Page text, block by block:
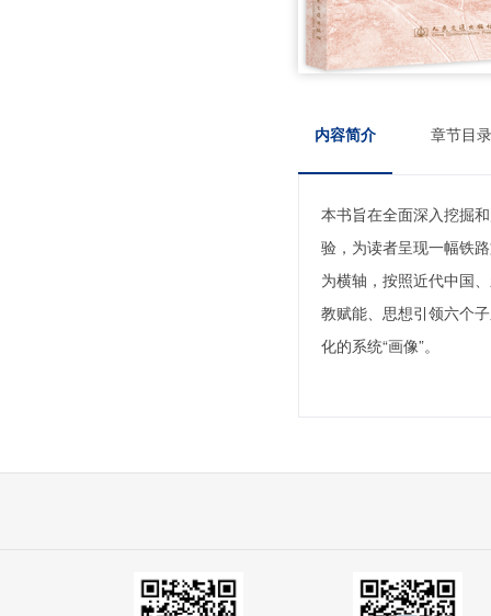
内容简介 章节目录
本书旨在全面深入挖掘
验，为读者呈现一幅铁
为横轴，按照近代中国
教赋能、思想引领六个
化的系统“画像”。